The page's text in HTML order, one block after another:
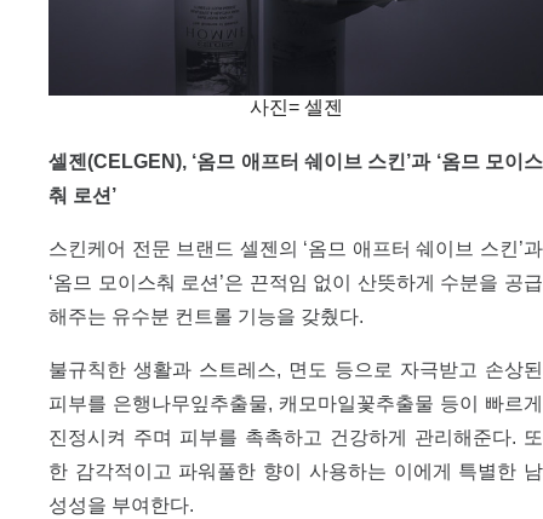
사진= 셀젠
셀젠(CELGEN), ‘옴므 애프터 쉐이브 스킨’과 ‘옴므 모이스
춰 로션’
스킨케어 전문 브랜드 셀젠의 ‘옴므 애프터 쉐이브 스킨’과
‘옴므 모이스춰 로션’은 끈적임 없이 산뜻하게 수분을 공급
해주는 유수분 컨트롤 기능을 갖췄다.
불규칙한 생활과 스트레스, 면도 등으로 자극받고 손상된
피부를 은행나무잎추출물, 캐모마일꽃추출물 등이 빠르게
진정시켜 주며 피부를 촉촉하고 건강하게 관리해준다. 또
한 감각적이고 파워풀한 향이 사용하는 이에게 특별한 남
성성을 부여한다.